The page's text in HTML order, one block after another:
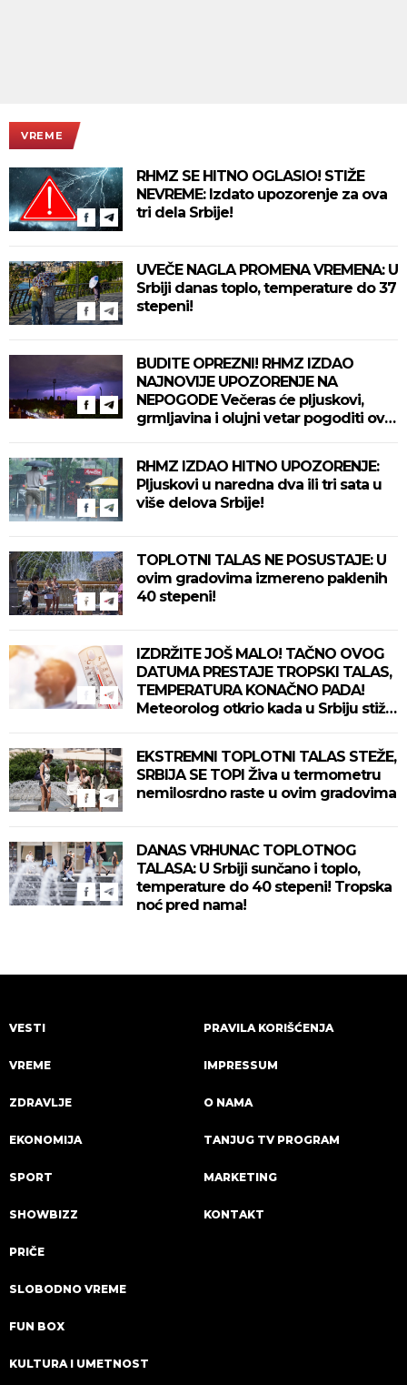
VREME
RHMZ SE HITNO OGLASIO! STIŽE
NEVREME: Izdato upozorenje za ova
tri dela Srbije!
UVEČE NAGLA PROMENA VREMENA: U
Srbiji danas toplo, temperature do 37
stepeni!
BUDITE OPREZNI! RHMZ IZDAO
NAJNOVIJE UPOZORENJE NA
NEPOGODE Večeras će pljuskovi,
grmljavina i olujni vetar pogoditi ove
RHMZ IZDAO HITNO UPOZORENJE:
Pljuskovi u naredna dva ili tri sata u
više delova Srbije!
TOPLOTNI TALAS NE POSUSTAJE: U
ovim gradovima izmereno paklenih
40 stepeni!
IZDRŽITE JOŠ MALO! TAČNO OVOG
DATUMA PRESTAJE TROPSKI TALAS,
TEMPERATURA KONAČNO PADA!
Meteorolog otkrio kada u Srbiju stiže
EKSTREMNI TOPLOTNI TALAS STEŽE,
SRBIJA SE TOPI Živa u termometru
nemilosrdno raste u ovim gradovima
DANAS VRHUNAC TOPLOTNOG
TALASA: U Srbiji sunčano i toplo,
temperature do 40 stepeni! Tropska
noć pred nama!
VESTI
VREME
ZDRAVLJE
EKONOMIJA
SPORT
SHOWBIZZ
PRIČE
SLOBODNO VREME
FUN BOX
KULTURA I UMETNOST
PRAVILA KORIŠĆENJA
IMPRESSUM
O NAMA
TANJUG TV PROGRAM
MARKETING
KONTAKT